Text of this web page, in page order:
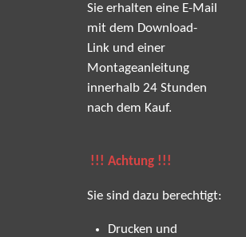
Sie erhalten eine E-Mail
mit dem Download-
Link und einer
Montageanleitung
innerhalb 24 Stunden
nach dem Kauf.
!!! Achtung !!!
Sie sind dazu berechtigt:
Drucken und